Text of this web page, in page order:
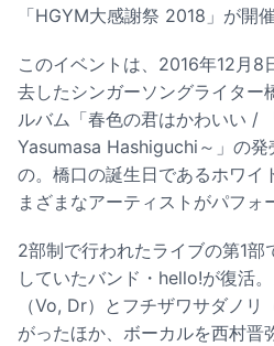
「HGYM大感謝祭 2018」が開催
このイベントは、2016年12月8
去したシンガーソングライター
ルバム「春色の君はかわいい /
Yasumasa Hashiguchi～」の発
の。橋口の誕生日であるホワイ
まざまなアーティストがパフォ
2部制で行われたライブの第1部
していたバンド・hello!が復活
（Vo, Dr）とフチザワサダノ
がったほか、ボーカルを西村晋